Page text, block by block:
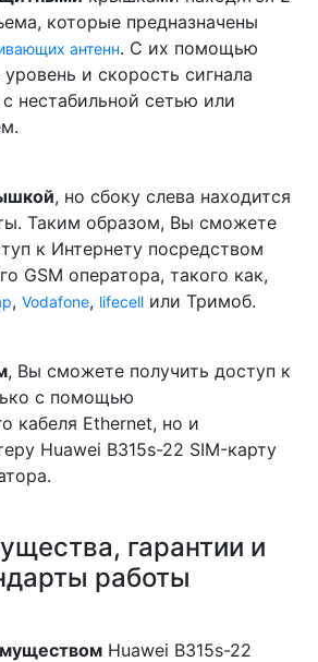
которые предназначены
антенн. С их помощью
и скорость сигнала
нестабильной сетью или
, но сбоку слева находится
Таким образом, Вы сможете
к Интернету посредством
GSM оператора, такого как,
, Vodafone, lifecell или Тримоб.
, Вы сможете получить доступ к
с помощью
кабеля Ethernet, но и
Huawei B315s-22 SIM-карту
гарантии и
работы
Huawei B315s-22